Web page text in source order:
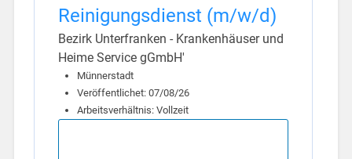
Reinigungsdienst (m/w/d)
Bezirk Unterfranken - Krankenhäuser und
Heime Service gGmbH'
Münnerstadt
Veröffentlichet: 07/08/26
Arbeitsverhältnis: Vollzeit